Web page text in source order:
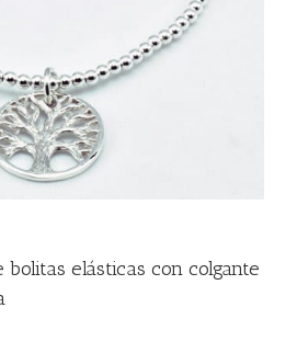
bolitas elásticas con colgante